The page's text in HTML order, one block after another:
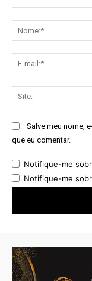
Salve meu nome,
que eu comentar.
Notifique-me
Notifique-me